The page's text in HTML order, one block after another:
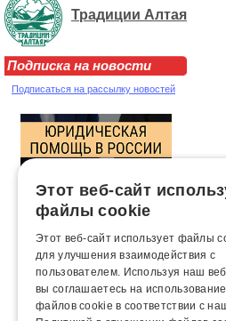
Традиции Алтая
Подписка на новости
Подписаться на рассылку новостей
Этот веб-сайт
файлы cookie
Этот веб-сайт использует файлы
для улучшения взаимодействия с
пользователем. Используя наш
вы соглашаетесь на
файлов cookie в соответствии с